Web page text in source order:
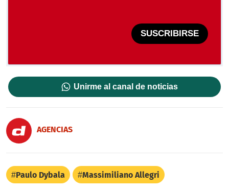
SUSCRIBIRSE
Unirme al canal de noticias
AGENCIAS
Paulo Dybala Massimiliano Allegri